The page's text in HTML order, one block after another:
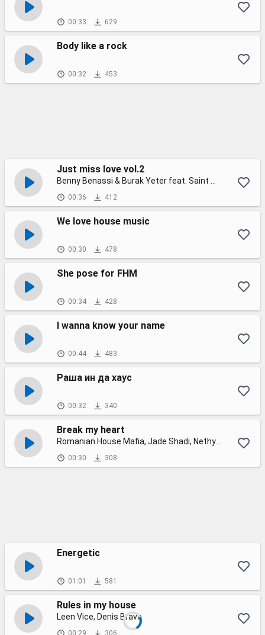
00:33 629
Body like a rock
00:32 453
Just miss love vol.2
00:36 412
We love house music
00:30 478
She pose for FHM
00:34 428
I wanna know your name
00:44 483
Раша ин да хаус
00:32 340
Break my heart
00:30 308
Energetic
01:01 581
Rules in my house
Leen Vice, Denis Bravo
00:29 306